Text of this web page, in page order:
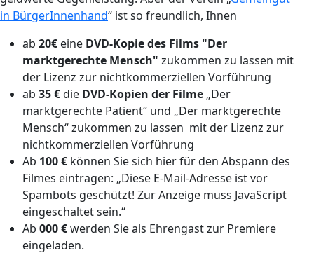
in BürgerInnenhand“ ist so freundlich, Ihnen
ab 20€ eine DVD-Kopie des Films "Der
marktgerechte Mensch" zukommen zu lassen mit
der Lizenz zur nichtkommerziellen Vorführung
ab 35 €die DVD-Kopien der Filme „Der
marktgerechte Patient“ und „Der marktgerechte
Mensch“ zukommen zu lassen mit der Lizenz zur
nichtkommerziellen Vorführung
Ab 100 € können Sie sich hier für den Abspann des
Filmes eintragen: „Diese E-Mail-Adresse ist vor
Spambots geschützt! Zur Anzeige muss JavaScript
eingeschaltet sein.“
Ab 000 €werden Sie als Ehrengast zur Premiere
eingeladen.